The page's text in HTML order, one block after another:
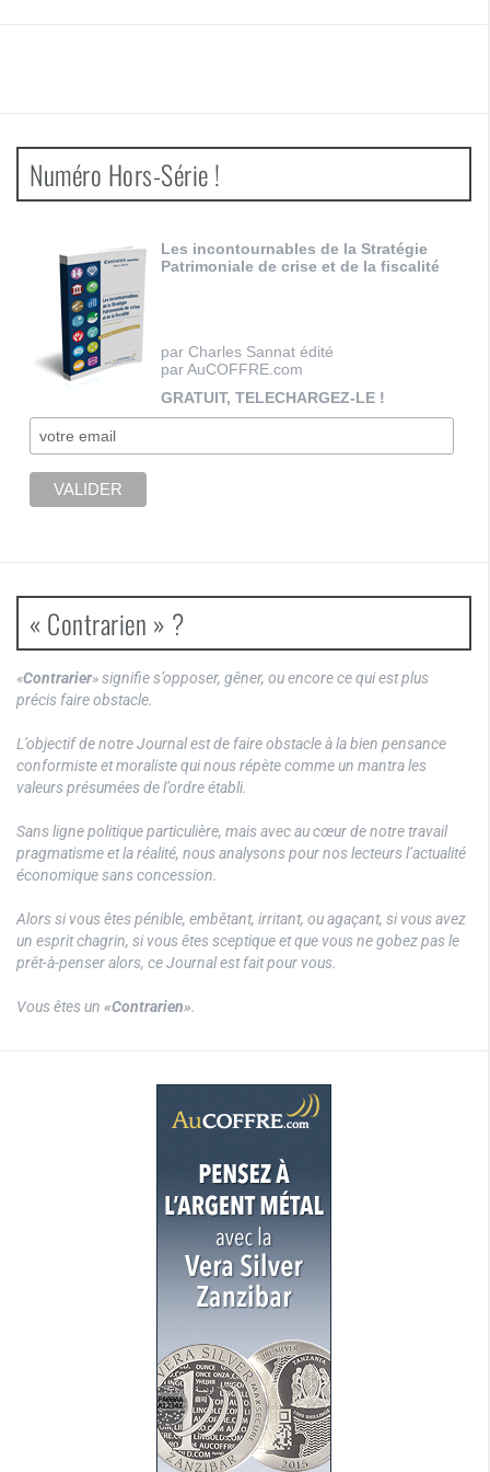
Numéro Hors-Série !
Les incontournables de la Stratégie
Patrimoniale de crise et de la fiscalité
par Charles Sannat édité
par AuCOFFRE.com
GRATUIT, TELECHARGEZ-LE !
« Contrarien » ?
«Contrarier» signifie s’opposer, gêner, ou encore ce qui est plus
précis faire obstacle.
L’objectif de notre Journal est de faire obstacle à la bien pensance
conformiste et moraliste qui nous répète comme un mantra les
valeurs présumées de l’ordre établi.
Sans ligne politique particulière, mais avec au cœur de notre travail
pragmatisme et la réalité, nous analysons pour nos lecteurs l’actualité
économique sans concession.
Alors si vous êtes pénible, embêtant, irritant, ou agaçant, si vous avez
un esprit chagrin, si vous êtes sceptique et que vous ne gobez pas le
prêt-à-penser alors, ce Journal est fait pour vous.
Vous êtes un «Contrarien».